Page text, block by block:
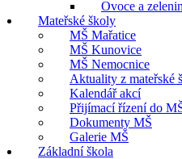
Ovoce a
Mateřské školy
MŠ Mařatice
MŠ Kunovice
MŠ Nemocnice
Aktuality z mateřské
Kalendář akcí
Přijímací řízení do
Dokumenty MŠ
Galerie MŠ
Základní škola